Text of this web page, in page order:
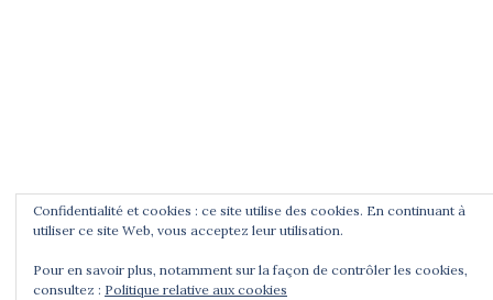
Confidentialité et cookies : ce site utilise des cookies. En continuant à
utiliser ce site Web, vous acceptez leur utilisation.
Pour en savoir plus, notamment sur la façon de contrôler les cookies,
consultez : Politique relative aux cookies